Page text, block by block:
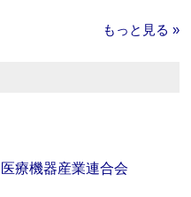
もっと見る »
療機器産業連合会